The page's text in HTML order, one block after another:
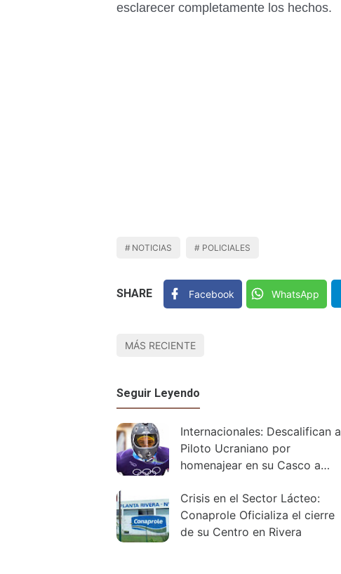
esclarecer completamente los hechos.
NOTICIAS POLICIALES
SHARE Facebook WhatsApp
MÁS RECIENTE
Seguir Leyendo
Internacionales: Descalifican a
Piloto Ucraniano por
homenajear en su Casco a
Crisis en el Sector Lácteo:
Conaprole Oficializa el cierre
de su Centro en Rivera